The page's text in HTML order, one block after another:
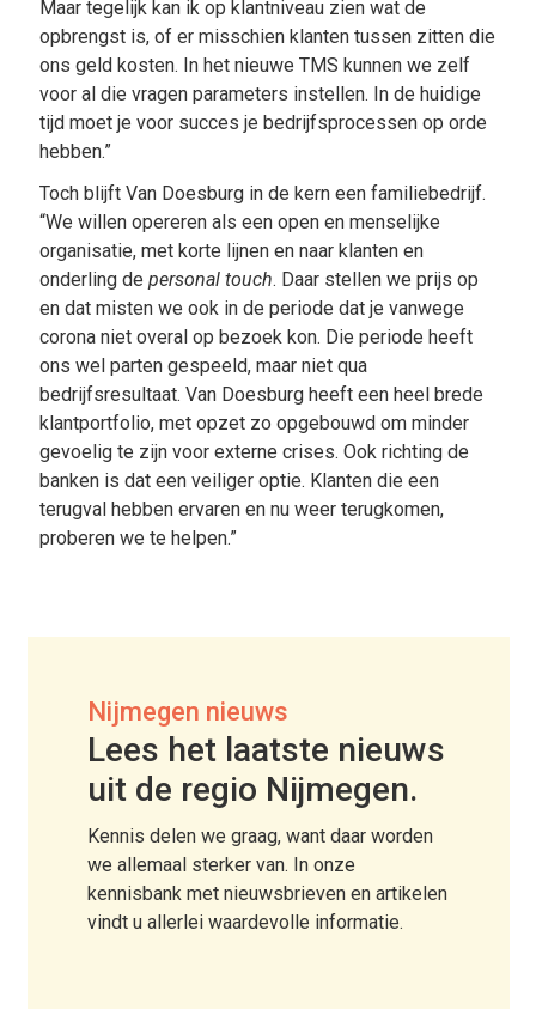
Maar tegelijk kan ik op klantniveau zien wat de
opbrengst is, of er misschien klanten tussen zitten die
ons geld kosten. In het nieuwe TMS kunnen we zelf
voor al die vragen parameters instellen. In de huidige
tijd moet je voor succes je bedrijfsprocessen op orde
hebben.”
Toch blijft Van Doesburg in de kern een familiebedrijf.
“We willen opereren als een open en menselijke
organisatie, met korte lijnen en naar klanten en
onderling de personal touch. Daar stellen we prijs op
en dat misten we ook in de periode dat je vanwege
corona niet overal op bezoek kon. Die periode heeft
ons wel parten gespeeld, maar niet qua
bedrijfsresultaat. Van Doesburg heeft een heel brede
klantportfolio, met opzet zo opgebouwd om minder
gevoelig te zijn voor externe crises. Ook richting de
banken is dat een veiliger optie. Klanten die een
terugval hebben ervaren en nu weer terugkomen,
proberen we te helpen.”
Nijmegen nieuws
Lees het laatste nieuws
uit de regio Nijmegen.
Kennis delen we graag, want daar worden
we allemaal sterker van. In onze
kennisbank met nieuwsbrieven en artikelen
vindt u allerlei waardevolle informatie.